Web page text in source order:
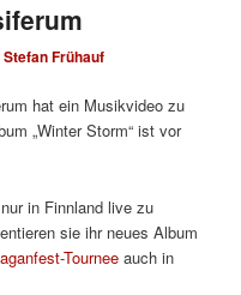
Stefan Frühauf
hat ein Musikvideo zu
„Winter Storm“ ist vor
in Finnland live zu
sie ihr neues Album
Tournee auch in